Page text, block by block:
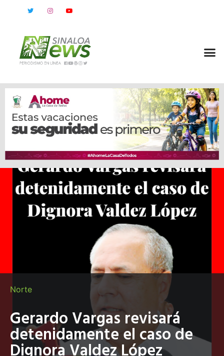
Norte
Gerardo Vargas revisará
detenidamente el caso de
Dignora Valdez López